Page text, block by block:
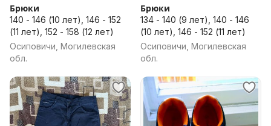
Брюки
140 - 146 (10 лет), 146 - 152
(11 лет), 152 - 158 (12 лет)
Осиповичи, Могилевская
обл.
Брюки
134 - 140 (9 лет), 140 - 146
(10 лет), 146 - 152 (11 лет)
Осиповичи, Могилевская
обл.